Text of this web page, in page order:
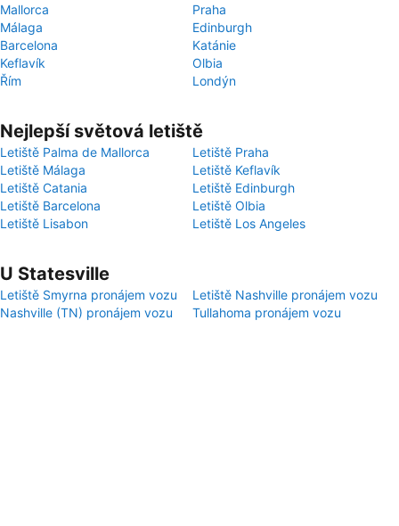
Mallorca
Praha
Málaga
Edinburgh
Barcelona
Katánie
Keflavík
Olbia
Řím
Londýn
Nejlepší světová letiště
Letiště Palma de Mallorca
Letiště Praha
Letiště Málaga
Letiště Keflavík
Letiště Catania
Letiště Edinburgh
Letiště Barcelona
Letiště Olbia
Letiště Lisabon
Letiště Los Angeles
U Statesville
Letiště Smyrna pronájem vozu
Letiště Nashville pronájem vozu
Nashville (TN) pronájem vozu
Tullahoma pronájem vozu